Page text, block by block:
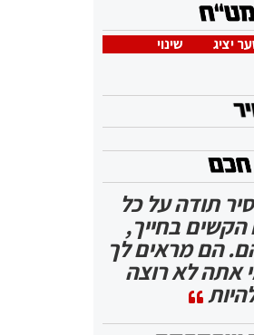
יציג
שינוי
תודה על כל
בחייך,
הם מראים לך
אתה לא רוצה